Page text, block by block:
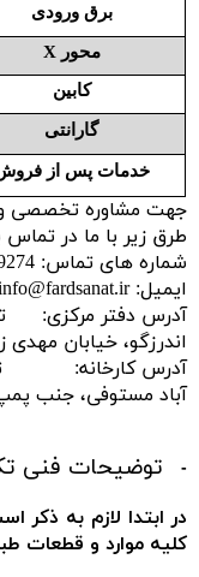
برق ورودی
محور X
کابین
گارانتی
خدمات پس از
جهت مشاوره تخصصی و
طرق زیر با ما در تماس
شماره های تماس: 02126919274 09128488300
ایمیل: info@fardsanat.ir
آدرس دفتر مرکزی:
اندرزگو، خیابان مهدی
آدرس کارخانه:
آباد مستوفی، جنب
توضیحات فنی
در ابتدا لازم به ذکر
کلیه موارد و قطعات